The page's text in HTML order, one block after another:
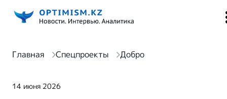
Главная Спецпроекты Добро
14 июня 2026